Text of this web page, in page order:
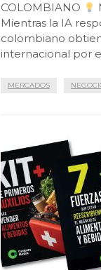
COLOMBIANO
Mientras la IA
colombiano
internacional por
MERCADOS